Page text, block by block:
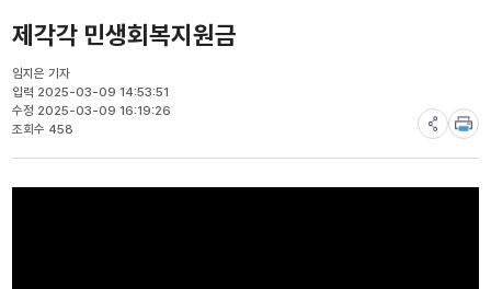
제각각 민생회복지원금
임지은 기자
입력 2025-03-09 14:53:51
수정 2025-03-09 16:19:26
조회수 458